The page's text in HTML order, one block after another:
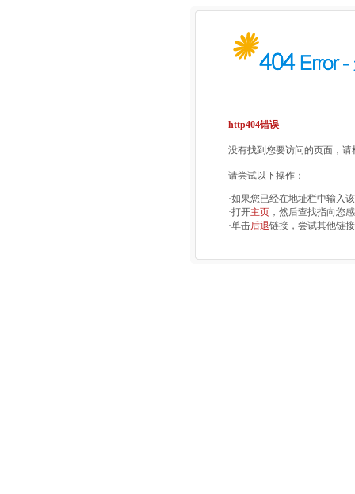
http404错误
没有找到您要访问的页面，
请尝试以下操作：
·如果您已经在地址栏中输入
·打开主页 ，然后查找指向您
·单击后退链接，尝试其他链